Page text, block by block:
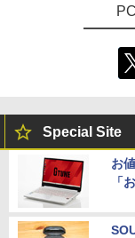
Special Site
お
「